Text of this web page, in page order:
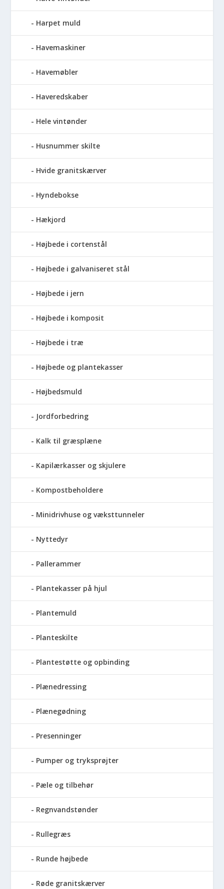
Harpet muld
Havemaskiner
Havemøbler
Haveredskaber
Hele vintønder
Husnummer skilte
Hvide granitskærver
Hyndebokse
Hækjord
Højbede i cortenstål
Højbede i galvaniseret stål
Højbede i jern
Højbede i komposit
Højbede i træ
Højbede og plantekasser
Højbedsmuld
Jordforbedring
Kalk til græsplæne
Kapilærkasser og skjulere
Kompostbeholdere
Minidrivhuse og væksttunneler
Nyttedyr
Pallerammer
Plantekasser på hjul
Plantemuld
Planteskilte
Plantestøtte og opbinding
Plænedressing
Plænegødning
Presenninger
Pumper og tryksprøjter
Pæle og tilbehør
Regnvandstønder
Rullegræs
Runde højbede
Røde granitskærver